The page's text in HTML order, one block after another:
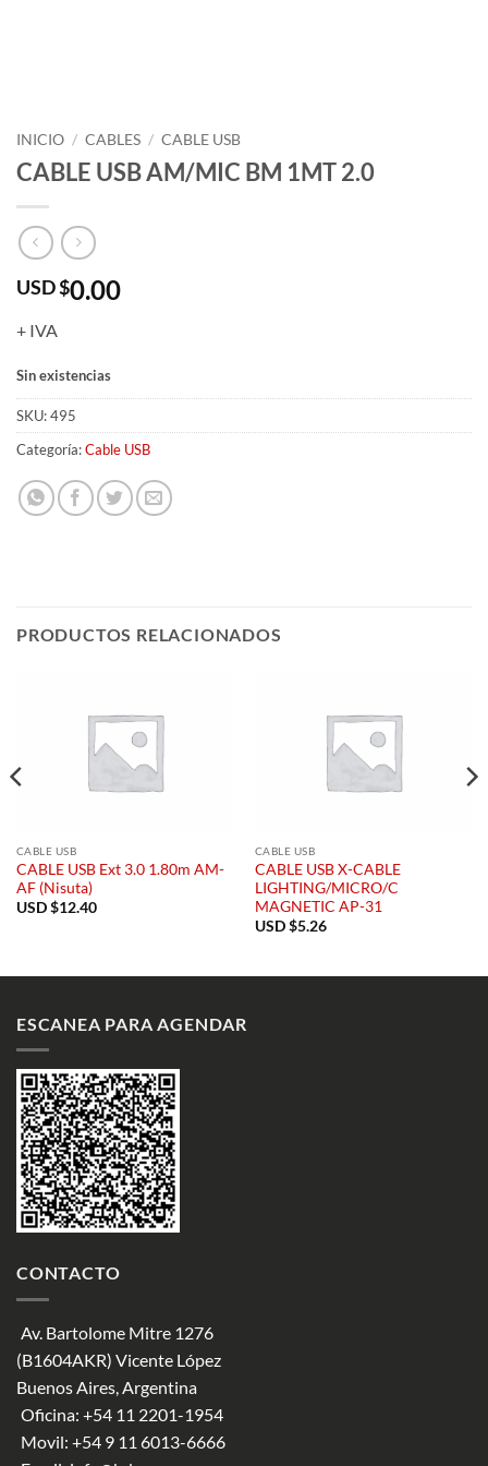
INICIO / CABLES / CABLE USB
CABLE USB AM/MIC BM 1MT 2.0
USD $0.00
+ IVA
Sin existencias
SKU:495
Categoría:Cable USB
PRODUCTOS RELACIONADOS
CABLE USB
CABLE USB Ext 3.0 1.80m AM-
AF (Nisuta)
USD $12.40
CABLE USB
CABLE USB X-CABLE
LIGHTING/MICRO/C
MAGNETIC AP-31
USD $5.26
ESCANEA PARA AGENDAR
CONTACTO
Av. Bartolome Mitre 1276
(B1604AKR) Vicente López
Buenos Aires, Argentina
Oficina: +54 11 2201-1954
Movil: +54 9 11 6013-6666